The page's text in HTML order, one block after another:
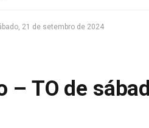
21 de setembro de 2024
– TO de